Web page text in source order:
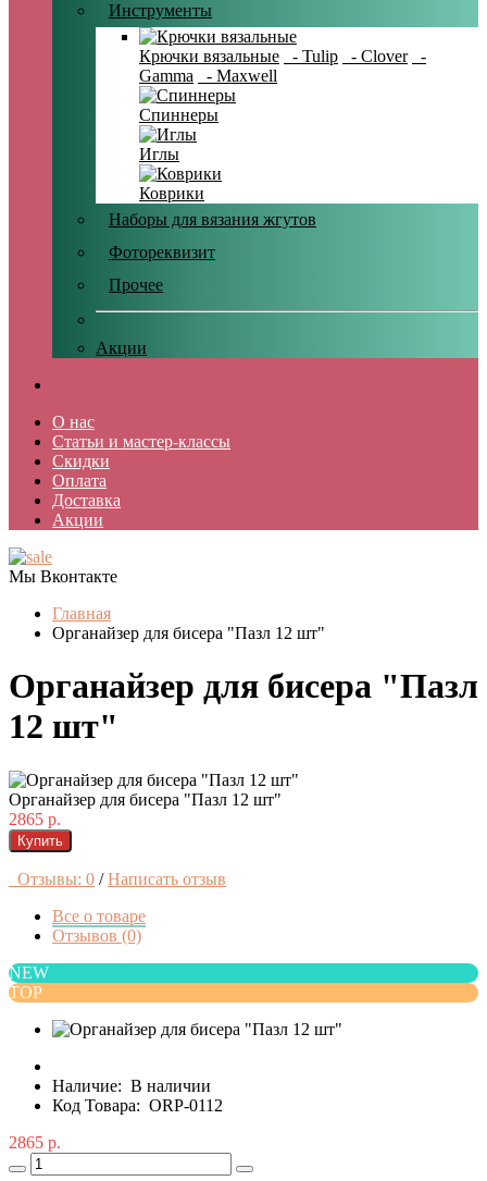
Инструменты
Крючки вязальные - Tulip - Clover
-
Gamma
- Maxwell
Спиннеры
Иглы
Коврики
Наборы для вязания жгутов
Фотореквизит
Прочее
Акции
О нас
Статьи и мастер-классы
Скидки
Оплата
Доставка
Акции
Мы Вконтакте
Главная
Органайзер для бисера "Пазл 12 шт"
Органайзер для бисера "Пазл
12 шт"
Органайзер для бисера "Пазл 12 шт"
2865 р.
Купить
Отзывы: 0 / Написать отзыв
Все о товаре
Отзывов (0)
NEW
TOP
Наличие: В наличии
Код Товара: ORP-0112
2865 р.